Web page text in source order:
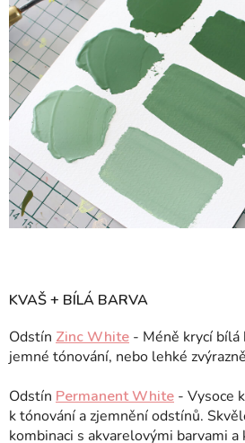
KVAŠ + BÍLÁ BARVA
Odstín Zinc White - Méně krycí bílá
jemné tónování, nebo lehké
Odstín Permanent White - Vysoce
k tónování a zjemnění odstínů.
kombinaci s akvarelovými barvami